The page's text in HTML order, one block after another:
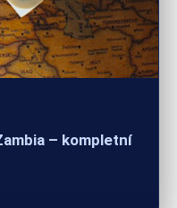
– kompletní